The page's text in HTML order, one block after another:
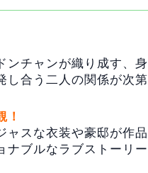
ンチャンが織り成す、身
し合う二人の関係が次第
！
ャスな衣装や豪邸が作品
ナブルなラブストーリー